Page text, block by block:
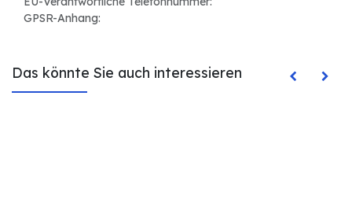
GPSR-Anhang:
Das könnte Sie auch interessieren